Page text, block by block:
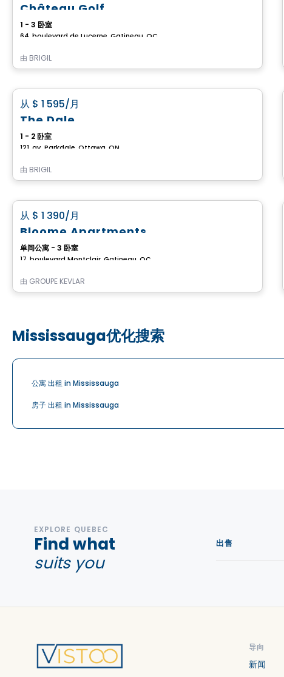
Château Golf
1 - 3 卧室
64, boulevard de Lucerne, Gatineau, QC
由 BRIGIL
公寓
从 $ 1 595/月
The Dale
1 - 2 卧室
121, av. Parkdale, Ottawa, ON
由 BRIGIL
公寓
从 $ 1 390/月
Bloome Apartments
单间公寓 - 3 卧室
17, boulevard Montclair, Gatineau, QC
由 GROUPE KEVLAR
Mississauga优化搜索
公寓 出租 in Mississauga
房子 出租 in Mississauga
EXPLORE QUEBEC
Find what
suits you
出售
导向
新闻